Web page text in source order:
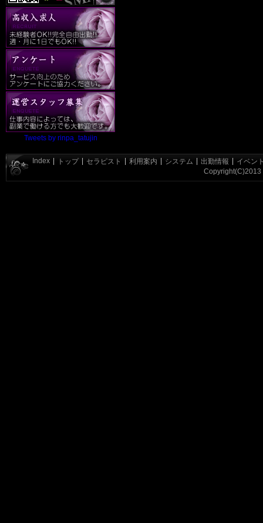
Tweets by rinpa_tatujin
Index トップ セラピスト 利用案内 システム 出勤情報
イベン
Copyright(C)2013